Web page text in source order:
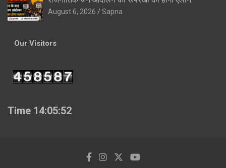
August 6, 2026 Sapna
Our Visitors
Time 14:05:53